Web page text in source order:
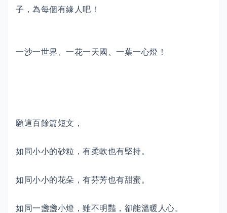
子，為每個有緣人吧！
一沙一世界、一花一天國、一葉一心燈！
願這百餘篇短文，
如同小小的砂粒，有柔軟也有堅持。
如同小小的花朵，有芬芳也有甜蜜。
如同一盞盞小燈，雖不明豔，卻能溫暖人心。